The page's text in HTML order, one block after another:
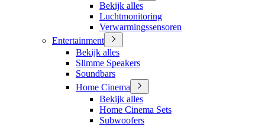
Bekijk alles
Luchtmonitoring
Verwarmingssensoren
Entertainment
Bekijk alles
Slimme Speakers
Soundbars
Home Cinema
Bekijk alles
Home Cinema Sets
Subwoofers